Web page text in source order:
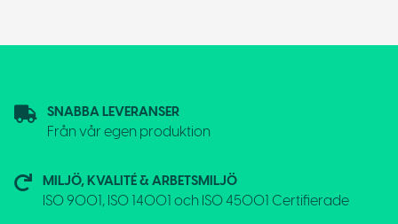
SNABBA LEVERANSER
Från vår egen produktion
MILJÖ, KVALITÉ & ARBETSMILJÖ
ISO 9001, ISO 14001 och ISO 45001 Certifierade